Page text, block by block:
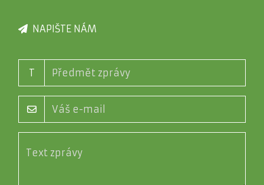
NAPIŠTE NÁM
T